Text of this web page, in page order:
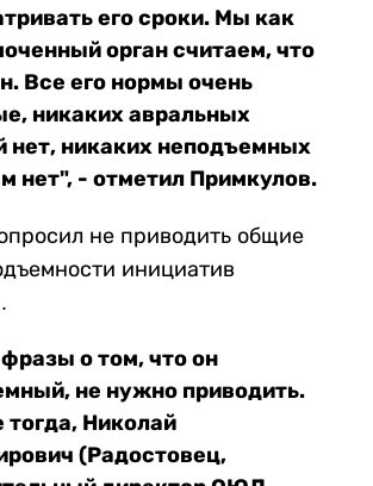
его сроки. Мы как
орган считаем, что
Все его нормы очень
никаких авральных
нет, никаких неподъемных
нет", - отметил Примкулов.
не приводить общие
инициатив
о том, что он
не нужно приводить.
тогда, Николай
(Радостовец,